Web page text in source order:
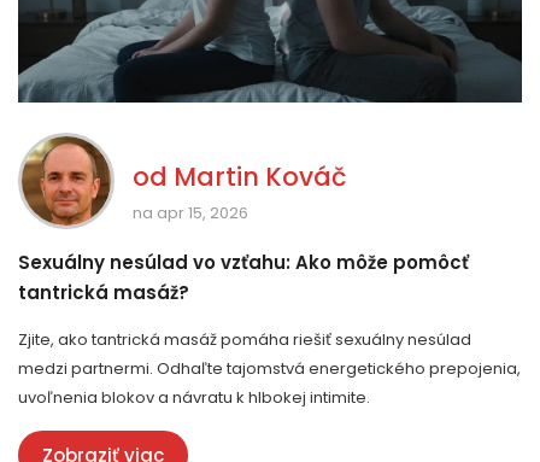
od Martin Kováč
na apr 15, 2026
Sexuálny nesúlad vo vzťahu: Ako môže pomôcť
tantrická masáž?
Zjite, ako tantrická masáž pomáha riešiť sexuálny nesúlad
medzi partnermi. Odhaľte tajomstvá energetického prepojenia,
uvoľnenia blokov a návratu k hlbokej intimite.
Zobraziť viac